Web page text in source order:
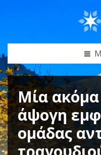
Μία ακόμα
άψογη
ομάδας